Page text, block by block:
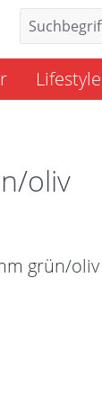
Lifestyle
oliv